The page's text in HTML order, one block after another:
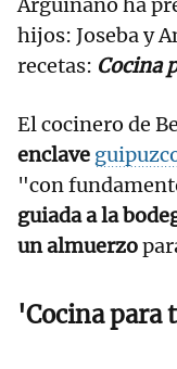
Arguiñano ha
hijos: Joseba y
recetas: Cocina
El cocinero de
enclave
"con
guiada a la
un almuerzo
'Cocina para